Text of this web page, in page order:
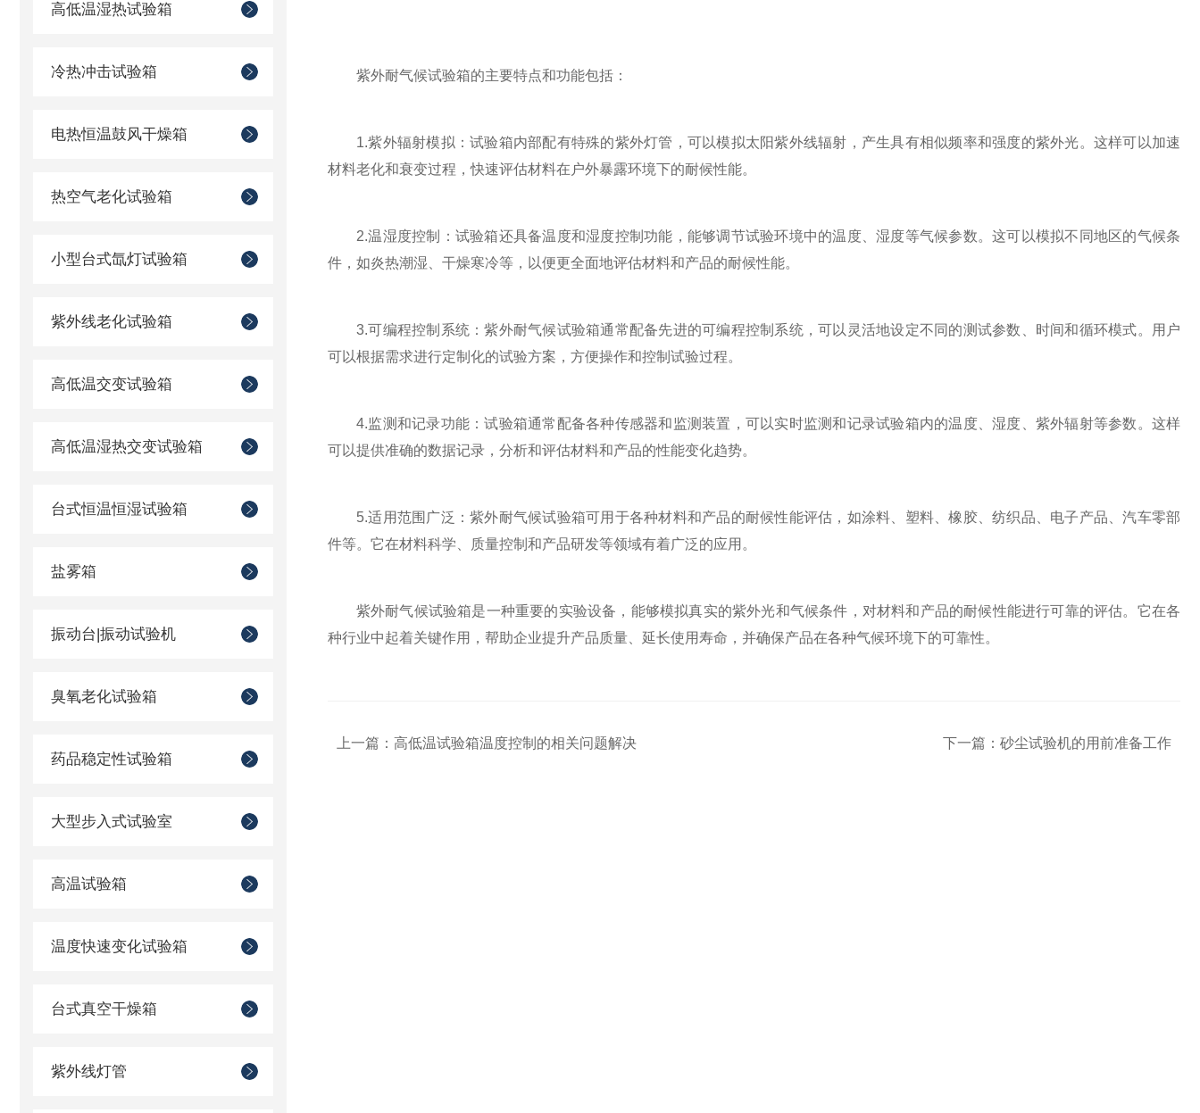
高低温湿热试验箱
冷热冲击试验箱
电热恒温鼓风干燥箱
热空气老化试验箱
小型台式氙灯试验箱
紫外线老化试验箱
高低温交变试验箱
高低温湿热交变试验箱
台式恒温恒湿试验箱
盐雾箱
振动台|振动试验机
臭氧老化试验箱
药品稳定性试验箱
大型步入式试验室
高温试验箱
温度快速变化试验箱
台式真空干燥箱
紫外线灯管
紫外耐气候试验箱的主要特点和功能包括：
1.紫外辐射模拟：试验箱内部配有特殊的紫外灯管，可以模拟太阳紫外线辐射，产生具有相似频率和强度的紫外光。这样可以加速
材料老化和衰变过程，快速评估材料在户外暴露环境下的耐候性能。
2.温湿度控制：试验箱还具备温度和湿度控制功能，能够调节试验环境中的温度、湿度等气候参数。这可以模拟不同地区的气候条
件，如炎热潮湿、干燥寒冷等，以便更全面地评估材料和产品的耐候性能。
3.可编程控制系统：紫外耐气候试验箱通常配备先进的可编程控制系统，可以灵活地设定不同的测试参数、时间和循环模式。用户
可以根据需求进行定制化的试验方案，方便操作和控制试验过程。
4.监测和记录功能：试验箱通常配备各种传感器和监测装置，可以实时监测和记录试验箱内的温度、湿度、紫外辐射等参数。这样
可以提供准确的数据记录，分析和评估材料和产品的性能变化趋势。
5.适用范围广泛：紫外耐气候试验箱可用于各种材料和产品的耐候性能评估，如涂料、塑料、橡胶、纺织品、电子产品、汽车零部
件等。它在材料科学、质量控制和产品研发等领域有着广泛的应用。
紫外耐气候试验箱是一种重要的实验设备，能够模拟真实的紫外光和气候条件，对材料和产品的耐候性能进行可靠的评估。它在各
种行业中起着关键作用，帮助企业提升产品质量、延长使用寿命，并确保产品在各种气候环境下的可靠性。
上一篇： 高低温试验箱温度控制的相关问题解决 下一篇： 砂尘试验机的用前准备工作